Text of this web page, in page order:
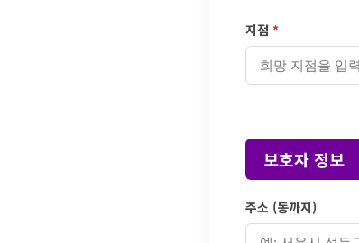
지점 *
보호자 정보
주소 (동까지)